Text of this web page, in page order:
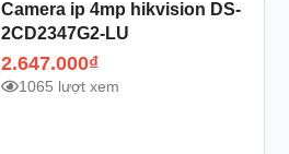
Camera ip 4mp hikvision DS-
2CD2347G2-LU
2.647.000₫
1065 lượt xem